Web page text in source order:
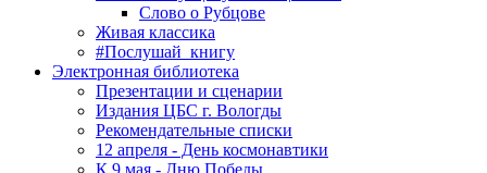
Слово о Рубцове
Живая классика
#Послушай_книгу
Электронная библиотека
Презентации и сценарии
Издания ЦБС г. Вологды
Рекомендательные списки
12 апреля - День космонавтики
К 9 мая - Дню Победы